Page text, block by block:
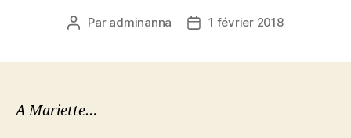
Auteur
Par adminanna
Date1 février 2018
A Mariette…